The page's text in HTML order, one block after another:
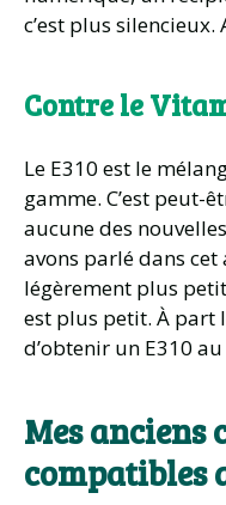
c’est plus
Contre le
Le E310 est le
gamme. C’est peut-
aucune des
avons parlé dans
légèrement plus
est plus petit. À part
d’obtenir un E310
Mes anciens
compatibles